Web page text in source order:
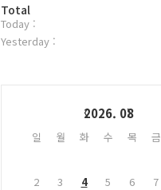
플
러
그
방
문
자
Total
Today :
Yesterday :
2026. 08
일 월 화 수 목 금
2
3 4 5 6 7